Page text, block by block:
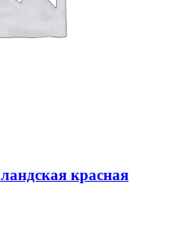
красная